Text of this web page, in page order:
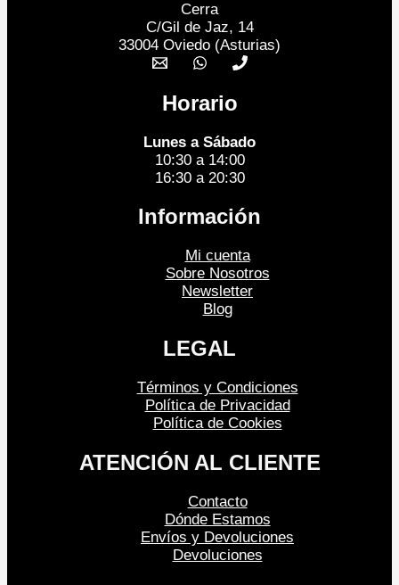
Cerra
C/Gil de Jaz, 14
33004 Oviedo (Asturias)
Horario
Lunes a Sábado
10:30 a 14:00
16:30 a 20:30
Información
Mi cuenta
Sobre Nosotros
Newsletter
Blog
LEGAL
Términos y Condiciones
Política de Privacidad
Política de Cookies
ATENCIÓN AL CLIENTE
Contacto
Dónde Estamos
Envíos y Devoluciones
Devoluciones